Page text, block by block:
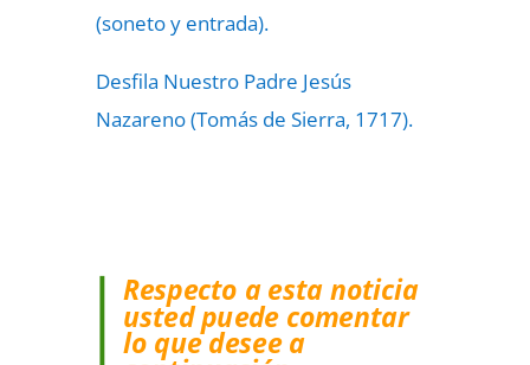
(soneto y entrada).
Desfila Nuestro Padre Jesús
Nazareno (Tomás de Sierra, 1717).
Respecto a esta noticia
usted puede comentar
lo que desee a